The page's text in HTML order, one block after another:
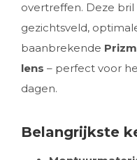
overtreffen. Deze
gezichtsveld,
baanbrekende
lens – perfect voor
dagen.
Belangrijkste